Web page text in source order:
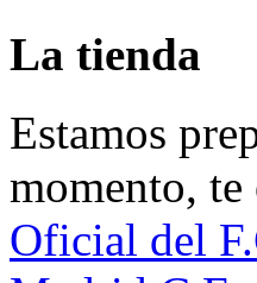
La tienda
Estamos
momento,
Oficial del